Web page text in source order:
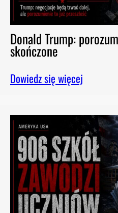
Donald Trump:
skończone
Dowiedz się więcej